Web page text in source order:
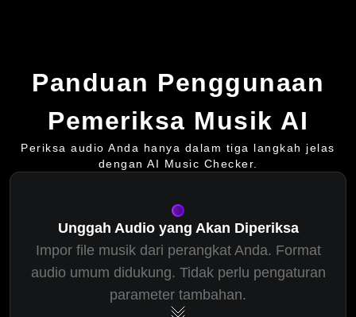
Panduan Penggunaan
Pemeriksa Musik AI
Periksa audio Anda hanya dalam tiga langkah jelas
dengan AI Music Checker.
Unggah Audio yang Akan Diperiksa
Impor file musik dari perangkat Anda. Format
audio umum didukung. Tidak perlu pengaturan
parameter tambahan.